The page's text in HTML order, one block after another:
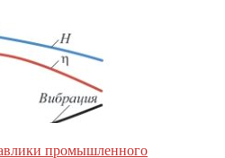
промышленного